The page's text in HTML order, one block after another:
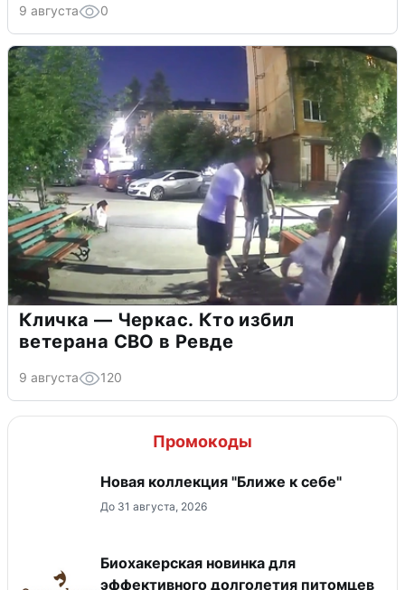
9 августа 0
Кличка — Черкас. Кто избил
ветерана СВО в Ревде
9 августа 120
Промокоды
Новая коллекция "Ближе к себе"
До 31 августа, 2026
Биохакерская новинка для
эффективного долголетия питомцев